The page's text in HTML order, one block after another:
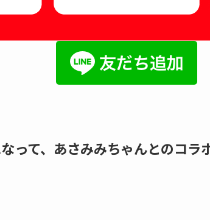
って、あさみみちゃんとのコラ